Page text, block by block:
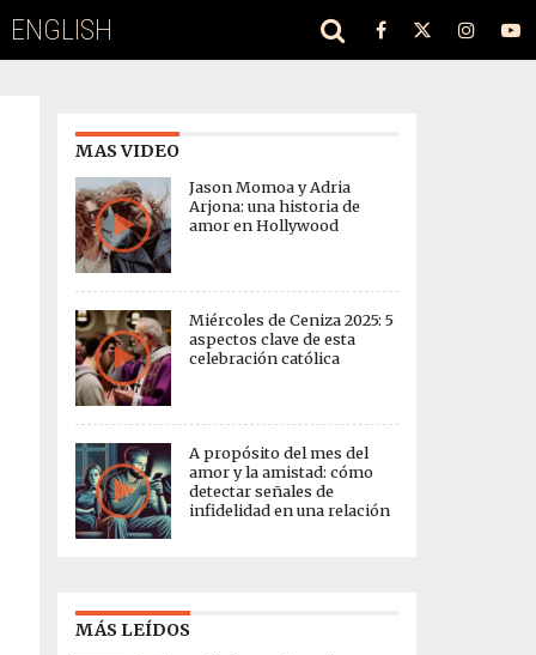
ENGLISH
MAS VIDEO
Jason Momoa y Adria
Arjona: una historia de
amor en Hollywood
Miércoles de Ceniza 2025: 5
aspectos clave de esta
celebración católica
A propósito del mes del
amor y la amistad: cómo
detectar señales de
infidelidad en una relación
MÁS LEÍDOS